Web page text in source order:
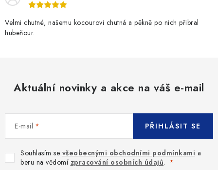
Velmi chutné, našemu kocourovi chutná a pěkně po nich přibral
hubeňour.
Aktuální novinky a akce na váš e-mail
E-mail
Souhlasím se všeobecnými obchodními podmínkami a
beru na vědomí zpracování osobních údajů.
PŘIHLÁSIT SE